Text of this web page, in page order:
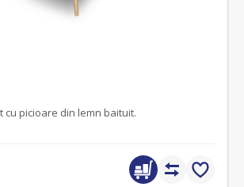
cu picioare din lemn baituit.